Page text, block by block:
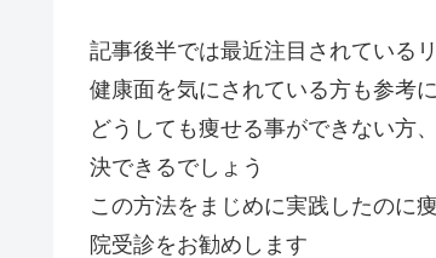
記事後半では最近注目されている
健康面を気にされている方も参考
どうしても痩せる事ができない方
決できるでしょう
この方法をまじめに実践したのに
院受診をお勧めします